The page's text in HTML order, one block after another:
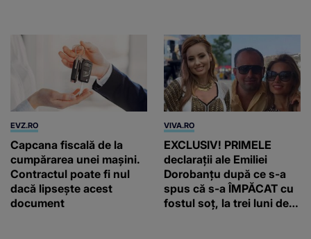
EVZ.RO
Capcana fiscală de la
cumpărarea unei mașini.
Contractul poate fi nul
dacă lipsește acest
document
VIVA.RO
EXCLUSIV! PRIMELE
declarații ale Emiliei
Dorobanțu după ce s-a
spus că s-a ÎMPĂCAT cu
fostul soț, la trei luni de